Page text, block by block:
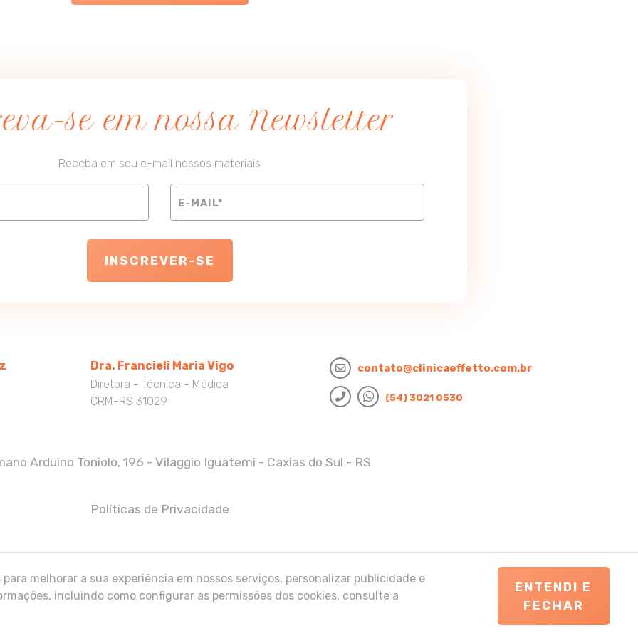
se em nossa Newsletter
Receba em seu e-mail nossos materiais
INSCREVER-SE
Dra. Francieli Maria Vigo
Diretora - Técnica - Médica
CRM-RS 31029
contato@clinicaeffetto.com.br
(54) 3021 0530
Arduino Toniolo, 196 - Vilaggio Iguatemi - Caxias do Sul - RS
Políticas de Privacidade
melhorar a sua experiência em nossos serviços, personalizar publicidade e
incluindo como configurar as permissões dos cookies, consulte a
ENTENDI E
FECHAR